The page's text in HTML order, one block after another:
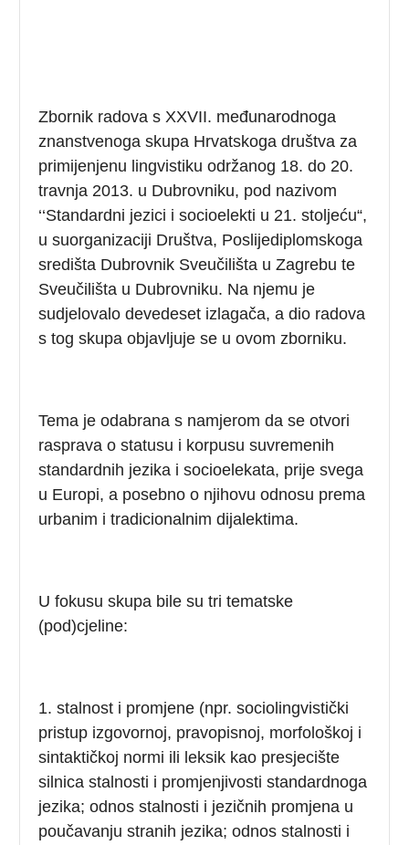
Zbornik radova s XXVII. međunarodnoga
znanstvenoga skupa Hrvatskoga društva za
primijenjenu lingvistiku održanog 18. do 20.
travnja 2013. u Dubrovniku, pod nazivom
‘‘Standardni jezici i socioelekti u 21. stoljeću“,
u suorganizaciji Društva, Poslijediplomskoga
središta Dubrovnik Sveučilišta u Zagrebu te
Sveučilišta u Dubrovniku. Na njemu je
sudjelovalo devedeset izlagača, a dio radova
s tog skupa objavljuje se u ovom zborniku.
Tema je odabrana s namjerom da se otvori
rasprava o statusu i korpusu suvremenih
standardnih jezika i socioelekata, prije svega
u Europi, a posebno o njihovu odnosu prema
urbanim i tradicionalnim dijalektima.
U fokusu skupa bile su tri tematske
(pod)cjeline:
1. stalnost i promjene (npr. sociolingvistički
pristup izgovornoj, pravopisnoj, morfološkoj i
sintaktičkoj normi ili leksik kao presjecište
silnica stalnosti i promjenjivosti standardnoga
jezika; odnos stalnosti i jezičnih promjena u
poučavanju stranih jezika; odnos stalnosti i